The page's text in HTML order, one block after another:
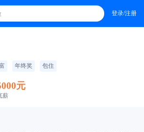
登录/注册
年终奖 包住
元
薪